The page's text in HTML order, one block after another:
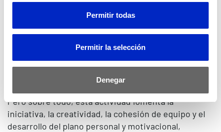
Permitir todas
Permitir la selección
Denegar
Servicio.
La preparación y la decoración de la típica caseta es
un medio ideal para trabajar con los pacientes de
marcha habilidades tanto cognitivas como motoras.
Se trabajan capacidades como la organización, la
planificación, la atención o toma de decisiones, así
Pero sobre todo, esta actividad fomenta la
iniciativa, la creatividad, la cohesión de equipo y el
desarrollo del plano personal y motivacional,